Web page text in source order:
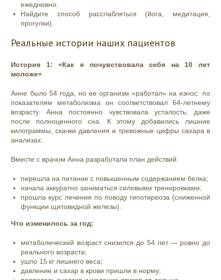
ежедневно.
Найдите способ расслабляться (йога, медитация,
прогулки).
Реальные истории наших пациентов
История 1: «Как я почувствовала себя на 10 лет
моложе»
Анне было 54 года, но ее организм «работал» на износ: по
показателям метаболизма он соответствовал 64‑летнему
возрасту. Анна постоянно чувствовала усталость, даже
после полноценного сна. К этому добавились лишние
килограммы, скачки давления и тревожные цифры сахара в
анализах.
Вместе с врачом Анна разработала план действий:
перешла на питание с повышенным содержанием белка;
начала аккуратно заниматься силовыми тренировками;
прошла курс лечения по поводу гипотиреоза (сниженной
функции щитовидной железы).
Что изменилось за год:
метаболический возраст снизился до 54 лет — ровно до
реального возраста;
ушло 15 кг лишнего веса;
давление и сахар в крови пришли в норму;